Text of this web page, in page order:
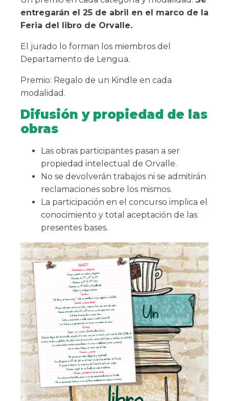
entregarán el 25 de abril en el marco de la
Feria del libro de Orvalle.
El jurado lo forman los miembros del
Departamento de Lengua.
Premio: Regalo de un Kindle en cada
modalidad.
Difusión y propiedad de las
obras
Las obras participantes pasan a ser
propiedad intelectual de Orvalle.
No se devolverán trabajos ni se admitirán
reclamaciones sobre los mismos.
La participación en el concurso implica el
conocimiento y total aceptación de las
presentes bases.